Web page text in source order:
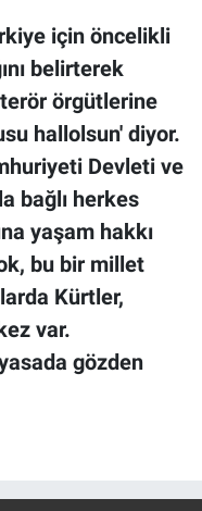
için öncelikli
belirterek
örgütlerine
hallolsun' diyor.
Devleti ve
bağlı herkes
yaşam hakkı
bu bir millet
Kürtler,
var.
gözden